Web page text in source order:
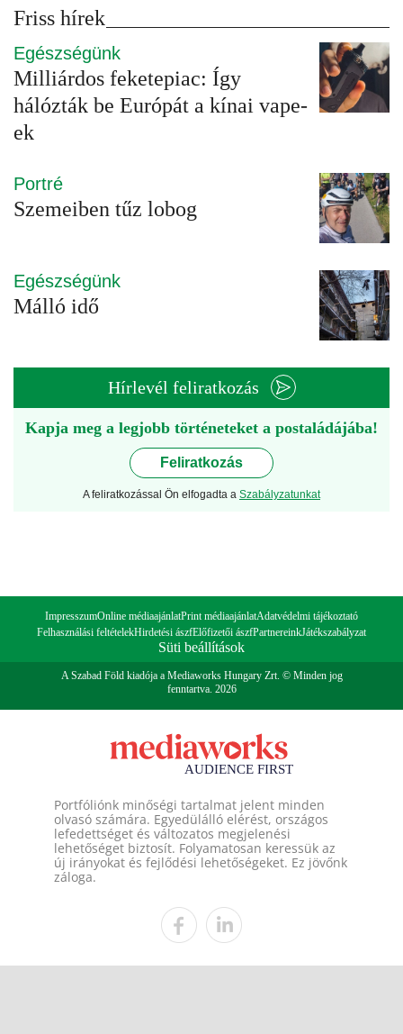
Friss hírek
Egészségünk
Milliárdos feketepiac: Így
hálózták be Európát a kínai vape-
ek
Portré
Szemeiben tűz lobog
Egészségünk
Málló idő
Hírlevél feliratkozás
Kapja meg a legjobb történeteket a postaládájába!
Feliratkozás
A feliratkozással Ön elfogadta a Szabályzatunkat
ImpresszumOnline médiaajánlatPrint médiaajánlatAdatvédelmi tájékoztató
Felhasználási feltételekHirdetési ászfElőfizetői ászfPartnereinkJátékszabályzat
Süti beállítások
A Szabad Föld kiadója a Mediaworks Hungary Zrt. © Minden jog
fenntartva. 2026
Portfóliónk minőségi tartalmat jelent minden
olvasó számára. Egyedülálló elérést, országos
lefedettséget és változatos megjelenési
lehetőséget biztosít. Folyamatosan keressük az
új irányokat és fejlődési lehetőségeket. Ez jövőnk
záloga.